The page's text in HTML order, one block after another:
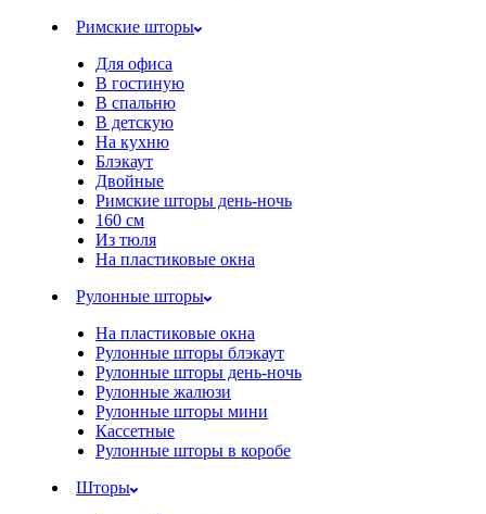
Римские шторы
Для офиса
В гостиную
В спальню
В детскую
На кухню
Блэкаут
Двойные
Римские шторы день-ночь
160 см
Из тюля
На пластиковые окна
Рулонные шторы
На пластиковые окна
Рулонные шторы блэкаут
Рулонные шторы день-ночь
Рулонные жалюзи
Рулонные шторы мини
Кассетные
Рулонные шторы в коробе
Шторы